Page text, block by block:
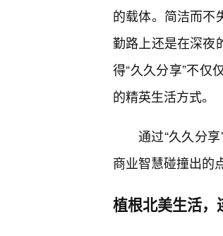
的载体。简洁而不
勤路上还是在深夜
得“久久分享”不仅
的精英生活方式。
通过“久久分
商业智慧碰撞出的
植根北美生活，